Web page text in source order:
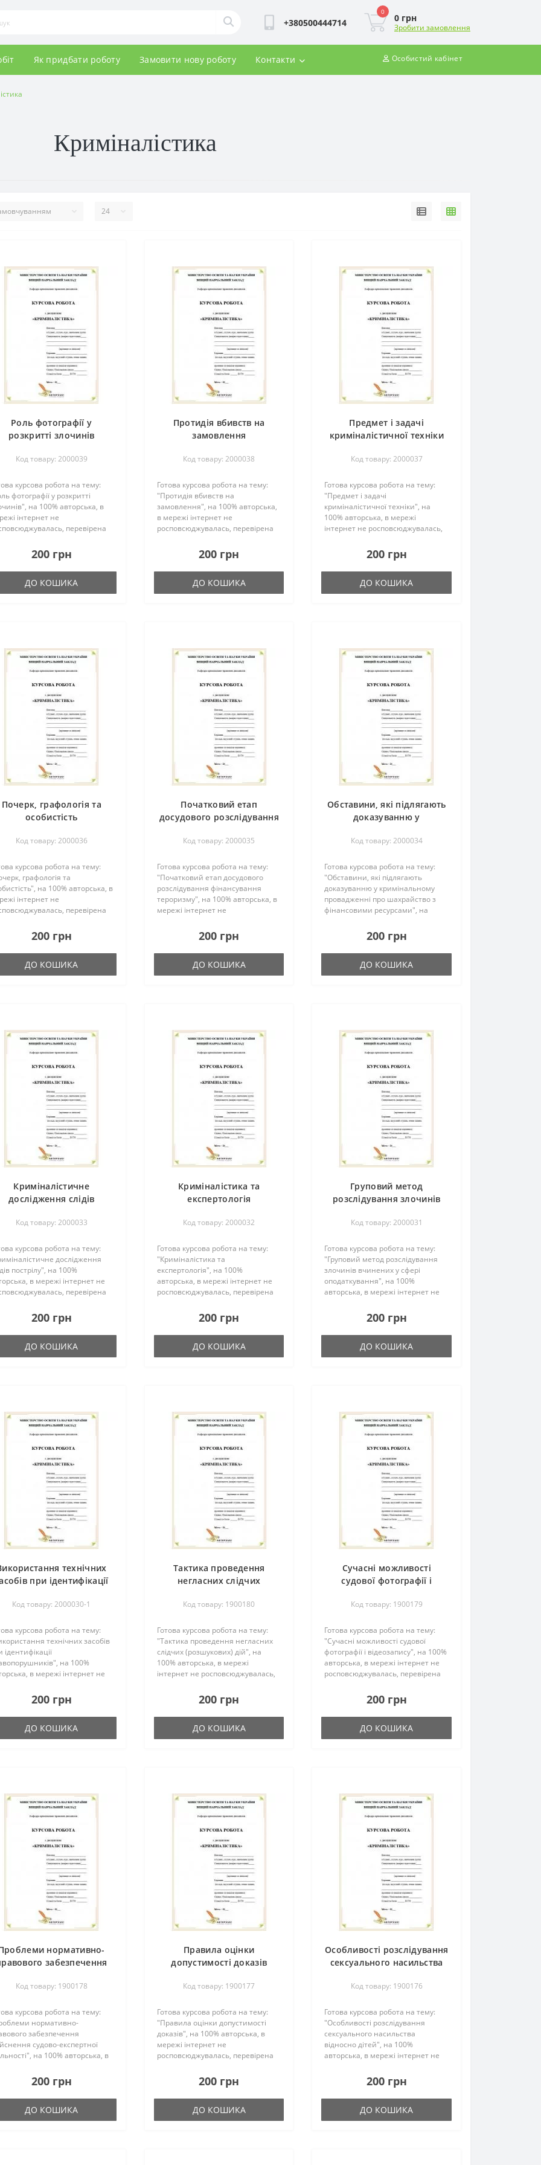
+380500444714
0
0 грн
Зробити замовлення
Як придбати роботу Замовити нову роботу Контакти Особистий кабінет
Криміналістика
Роль фотографії у
розкритті злочинів
Код товару: 2000039
курсова робота на тему:
фотографії у розкритті
на 100% авторська, в
інтернет не
перевірена
кількість
– 28 Переглянути
200 грн
ДО КОШИКА
Протидія вбивств на
замовлення
Код товару: 2000038
Готова курсова робота на тему:
"Протидія вбивств на
замовлення", на 100% авторська,
в мережі інтернет не
росповсюджувалась, перевірена
студентом.Загальна кількість
сторінок – 34 Переглянути
фрагмент..
200 грн
ДО КОШИКА
Предмет і задачі
криміналістичної техніки
Код товару: 2000037
Готова курсова робота на тему:
"Предмет і задачі
криміналістичної техніки", на
100% авторська, в мережі
інтернет не росповсюджувалась,
успішно захищена
студентом.Загальна кількість
сторінок – 33 Переглянути
фрагмент..
200 грн
ДО КОШИКА
Почерк, графологія та
особистість
Код товару: 2000036
курсова робота на тему:
графологія та
на 100% авторська, в
інтернет не
перевірена
кількість
– 31 Переглянути
200 грн
ДО КОШИКА
Початковий етап
досудового розслідування
Код товару: 2000035
Готова курсова робота на тему:
"Початковий етап досудового
розслідування фінансування
тероризму", на 100% авторська, в
мережі інтернет не
викладачем та успішно захищена
студентом.Загальна кількість
сторінок – 43 Перегля..
200 грн
ДО КОШИКА
Обставини, які підлягають
доказуванню у
провадженні про
ресурсами
Код товару: 2000034
Готова курсова робота на тему:
"Обставини, які підлягають
доказуванню у кримінальному
провадженні про шахрайство з
фінансовими ресурсами", на
інтернет не росповсюджувалась,
перевірена викладачем та
успішно захищена студентом...
200 грн
ДО КОШИКА
Криміналістичне
дослідження слідів
Код товару: 2000033
курсова робота на тему:
дослідження
пострілу", на 100%
в мережі інтернет не
перевірена
кількість
– 32 Переглянути
200 грн
ДО КОШИКА
Криміналістика та
експертологія
Код товару: 2000032
Готова курсова робота на тему:
"Криміналістика та
експертологія", на 100%
авторська, в мережі інтернет не
росповсюджувалась, перевірена
студентом.Загальна кількість
сторінок – 34 Переглянути
фрагмент..
200 грн
ДО КОШИКА
Груповий метод
розслідування злочинів
оподаткування
Код товару: 2000031
Готова курсова робота на тему:
"Груповий метод розслідування
злочинів вчинених у сфері
оподаткування", на 100%
авторська, в мережі інтернет не
викладачем та успішно захищена
студентом.Загальна кількість
сторінок – 30Пере..
200 грн
ДО КОШИКА
технічних
при ідентифікації
Код товару: 2000030-1
курсова робота на тему:
технічних засобів
ідентифікації
на 100%
в мережі інтернет не
та успішно захищена
кількість
– 34 Перегл..
200 грн
ДО КОШИКА
Тактика проведення
негласних слідчих
Код товару: 1900180
Готова курсова робота на тему:
"Тактика проведення негласних
слідчих (розшукових) дій", на
100% авторська, в мережі
інтернет не росповсюджувалась,
успішно захищена
студентом.Загальна кількість
сторінок – 39 Переглянути фрагм..
200 грн
ДО КОШИКА
Сучасні можливості
судової фотографії і
Код товару: 1900179
Готова курсова робота на тему:
"Сучасні можливості судової
фотографії і відеозапису", на 100%
авторська, в мережі інтернет не
росповсюджувалась, перевірена
студентом.Загальна кількість
сторінок – 39 Переглянути
фрагмен..
200 грн
ДО КОШИКА
нормативно-
забезпечення
експертної діяльності
Код товару: 1900178
курсова робота на тему:
нормативно-
забезпечення
судово-експертної
на 100% авторська, в
перевірена
та успішно захищена
кількість сто..
200 грн
ДО КОШИКА
Правила оцінки
допустимості доказів
Код товару: 1900177
Готова курсова робота на тему:
"Правила оцінки допустимості
доказів", на 100% авторська, в
мережі інтернет не
росповсюджувалась, перевірена
студентом.Загальна кількість
сторінок – 34 Переглянути
фрагмент..
200 грн
ДО КОШИКА
Особливості розслідування
сексуального насильства
Код товару: 1900176
Готова курсова робота на тему:
"Особливості розслідування
сексуального насильства
відносно дітей", на 100%
авторська, в мережі інтернет не
викладачем та успішно захищена
студентом.Загальна кількість
сторінок – 36 Перегл..
200 грн
ДО КОШИКА